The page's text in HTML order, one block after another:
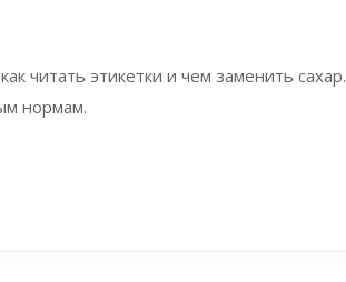
читать этикетки и чем заменить сахар.
нормам.